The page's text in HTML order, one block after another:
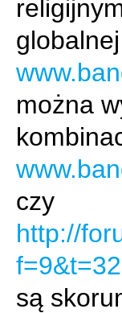
można
czy
http://
są